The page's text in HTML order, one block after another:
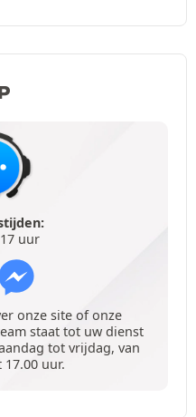
uur
onze site of onze
staat tot uw dienst
tot vrijdag, van
uur.